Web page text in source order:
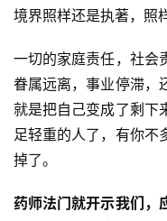
八
僧
音
高
僧
谈
境界照样还是执著，照
一切的家庭责任，社会
眷属远离，事业停滞，
就是把自己变成了剩下
足轻重的人了，有你不
掉了。
药师法门就开示我们，